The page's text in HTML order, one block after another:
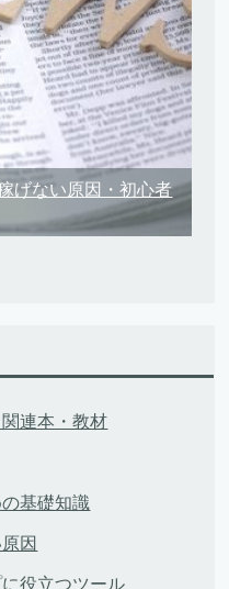
げない原因・初心者
連本・教材
基礎知識
因
役立つツール